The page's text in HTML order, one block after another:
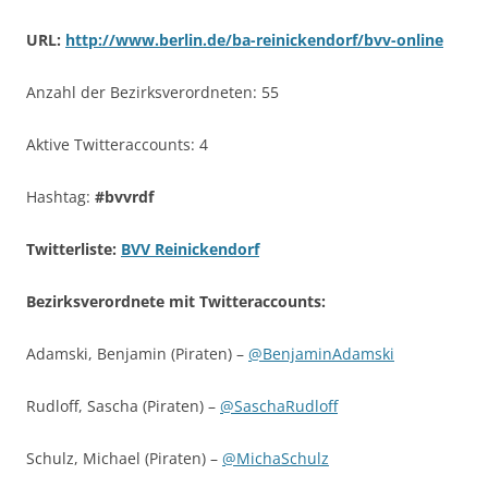
URL: http://www.berlin.de/ba-reinickendorf/bvv-online
Anzahl der Bezirksverordneten: 55
Aktive Twitteraccounts: 4
Hashtag: #bvvrdf
Twitterliste: BVV Reinickendorf
Bezirksverordnete mit Twitteraccounts:
Adamski, Benjamin (Piraten) – @BenjaminAdamski
Rudloff, Sascha (Piraten) – @SaschaRudloff
Schulz, Michael (Piraten) – @MichaSchulz